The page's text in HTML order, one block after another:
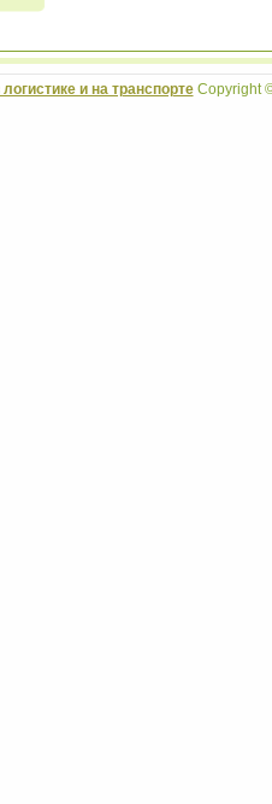
и на транспортеCopyright